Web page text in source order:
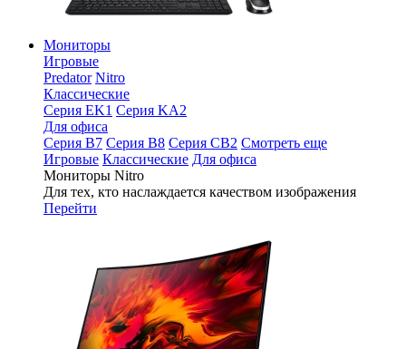
Мониторы
Игровые
Predator Nitro
Классические
Серия EK1 Серия KA2
Для офиса
Серия B7 Серия B8 Серия CB2 Смотреть еще
Игровые Классические Для офиса
Мониторы Nitro
Для тех, кто наслаждается качеством изображения
Перейти